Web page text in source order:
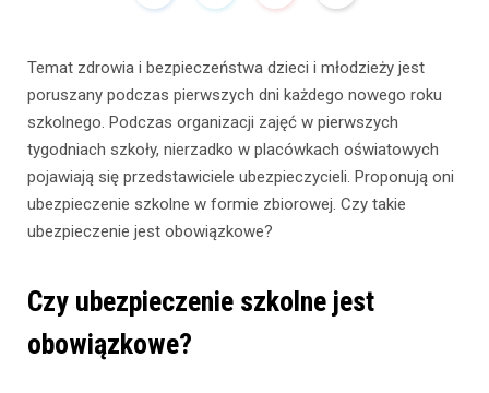
Temat zdrowia i bezpieczeństwa dzieci i młodzieży jest
poruszany podczas pierwszych dni każdego nowego roku
szkolnego. Podczas organizacji zajęć w pierwszych
tygodniach szkoły, nierzadko w placówkach oświatowych
pojawiają się przedstawiciele ubezpieczycieli. Proponują oni
ubezpieczenie szkolne w formie zbiorowej. Czy takie
ubezpieczenie jest obowiązkowe?
Czy ubezpieczenie szkolne jest
obowiązkowe?